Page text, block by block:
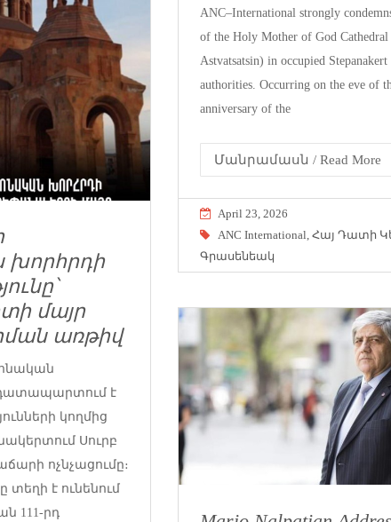
ANC–International strongly
of the Holy Mother of God Cathedral
Astvatsatsin) in occupied
authorities. Occurring on the eve of
anniversary of the
Մանրամասն / Read More
April 23, 2026
ANC International Հայ Դատի
Գրասենեակ
խորհրդի
մայր
առթիվ
է
կողմից
Սուրբ
ոչնչացումը։
տեղի է ունենում
111-րդ